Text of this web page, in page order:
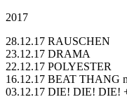
2017
28.12.17 RAUSCHEN
23.12.17 DRAMA
22.12.17 POLYESTER
16.12.17 BEAT THANG
03.12.17 DIE! DIE! DIE!